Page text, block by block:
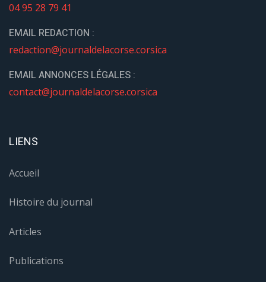
04 95 28 79 41
EMAIL REDACTION :
redaction@journaldelacorse.corsica
EMAIL ANNONCES LÉGALES :
contact@journaldelacorse.corsica
LIENS
Accueil
Histoire du journal
Articles
Publications